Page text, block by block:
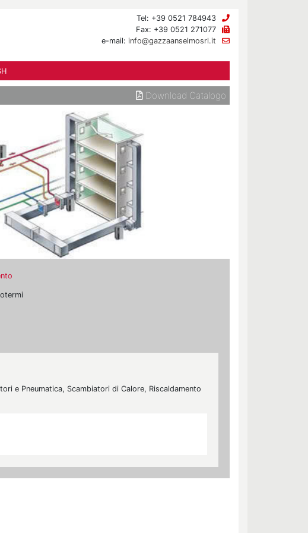
Tel: +39 0521 784943
Fax: +39 0521 271077
e-mail: info@gazzaanselmosrl.it
Download Catalogo
e Pneumatica, Scambiatori di Calore, Riscaldamento